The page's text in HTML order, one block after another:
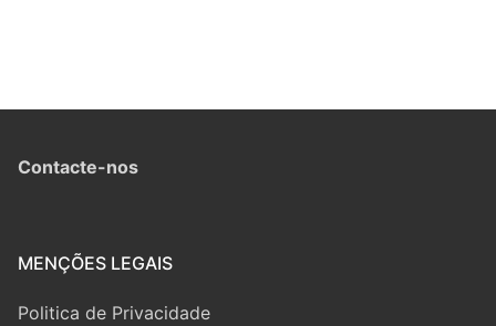
Contacte-nos
MENÇÕES LEGAIS
Politica de Privacidade